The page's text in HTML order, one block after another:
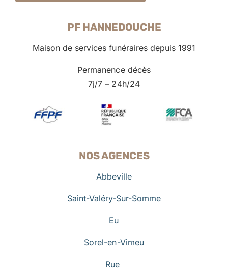
PF HANNEDOUCHE
Maison de services funéraires depuis 1991
Permanence décès
7j/7 – 24h/24
NOS AGENCES
Abbeville
Saint-Valéry-Sur-Somme
Eu
Sorel-en-Vimeu
Rue